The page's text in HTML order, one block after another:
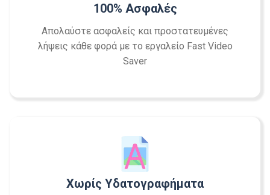
100% Ασφαλές
Απολαύστε ασφαλείς και προστατευμένες
λήψεις κάθε φορά με το εργαλείο Fast Video
Saver
Χωρίς Υδατογραφήματα